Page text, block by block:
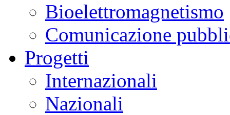
Bioelettromagnetismo
Comunicazione
Progetti
Internazionali
Nazionali